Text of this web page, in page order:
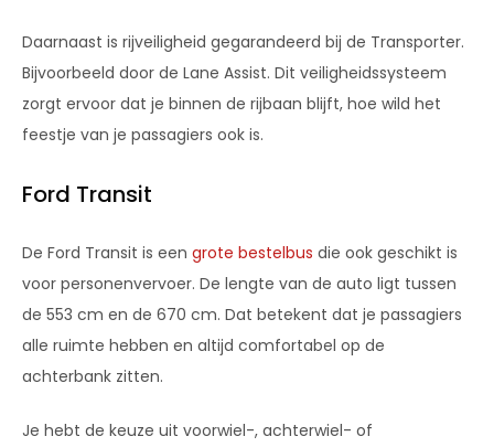
Daarnaast is rijveiligheid gegarandeerd bij de Transporter.
Bijvoorbeeld door de Lane Assist. Dit veiligheidssysteem
zorgt ervoor dat je binnen de rijbaan blijft, hoe wild het
feestje van je passagiers ook is.
Ford Transit
De Ford Transit is een grote bestelbus die ook geschikt is
voor personenvervoer. De lengte van de auto ligt tussen
de 553 cm en de 670 cm. Dat betekent dat je passagiers
alle ruimte hebben en altijd comfortabel op de
achterbank zitten.
Je hebt de keuze uit voorwiel-, achterwiel- of